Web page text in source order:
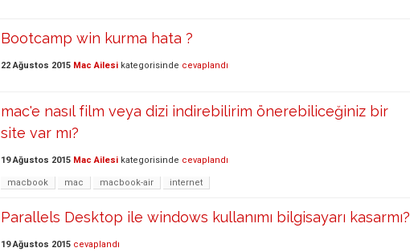
Bootcamp win kurma hata ?
22 Ağustos 2015 Mac Ailesi kategorisinde cevaplandı
mac'e nasıl film veya dizi indirebilirim önerebiliceğiniz bir
site var mı?
19 Ağustos 2015 Mac Ailesi kategorisinde cevaplandı
macbook mac macbook-air internet
Parallels Desktop ile windows kullanımı bilgisayarı kasarmı?
19 Ağustos 2015 cevaplandı